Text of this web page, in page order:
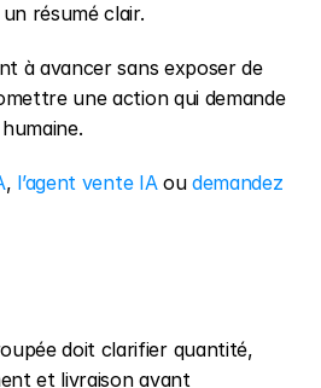
résumé clair.
à avancer sans exposer de
une action qui demande
, l’agent vente IA ou demandez
doit clarifier quantité,
et livraison avant